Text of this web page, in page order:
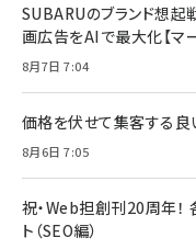
SUBARUのブランド想起
画広告をAIで最大化【マ
8月7日 7:04
価格を伏せて集客する良
8月6日 7:05
祝・Web担創刊20周年！
ト（SEO編）